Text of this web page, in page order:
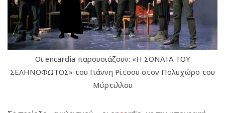
Οι encardia παρουσιάζουν: «Η ΣΟΝΑΤΑ ΤΟΥ
ΣΕΛΗΝΟΦΩΤΟΣ» του Γιάννη Ρίτσου στον Πολυχώρο του
Μύρτιλλου